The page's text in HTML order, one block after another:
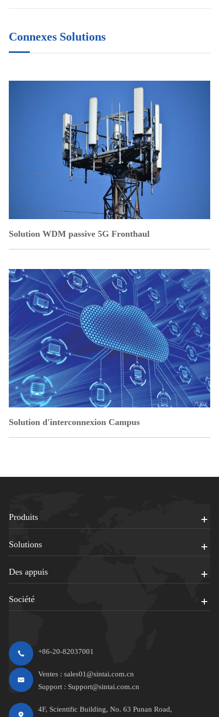
Connexes Solutions
Solution WDM passive 5G Fronthaul
Solution d'interconnexion Campus
Produits
Solutions
Des appuis
Société
+86-20-82037001
Ventes : sales01@sintai.com.cn
Support : Support@sintai.com.cn
4F, Scientific Building, No. 63 Punan Road,